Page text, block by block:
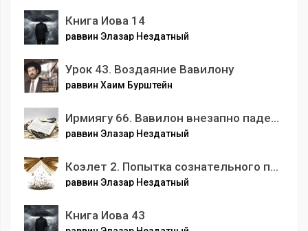
Книга Иова 14
раввин Элазар Нездатный
Урок 43. Воздаяние Вавилону
раввин Хаим Бурштейн
Ирмиягу 66. Вавилон внезапно падет и будет разбит
раввин Элазар Нездатный
Коэлет 2. Попытка сознательного подхода к жизни
раввин Элазар Нездатный
Книга Иова 43